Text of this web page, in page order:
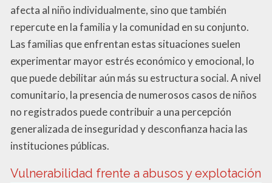
afecta al niño individualmente, sino que también
repercute en la familia y la comunidad en su conjunto.
Las familias que enfrentan estas situaciones suelen
experimentar mayor estrés económico y emocional, lo
que puede debilitar aún más su estructura social. A nivel
comunitario, la presencia de numerosos casos de niños
no registrados puede contribuir a una percepción
generalizada de inseguridad y desconfianza hacia las
instituciones públicas.
Vulnerabilidad frente a abusos y explotación